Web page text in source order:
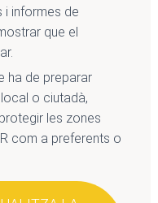
i informes de
que el
ha de preparar
o ciutadà,
les zones
com a preferents o